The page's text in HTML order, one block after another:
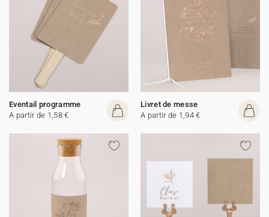
Eventail programme
A partir de 1,58 €
Livret de messe
A partir de 1,94 €